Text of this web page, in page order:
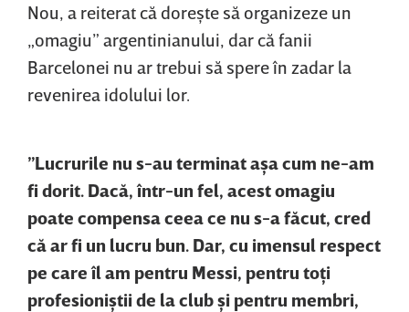
Nou, a reiterat că doreşte să organizeze un
„omagiu” argentinianului, dar că fanii
Barcelonei nu ar trebui să spere în zadar la
revenirea idolului lor.
”Lucrurile nu s-au terminat aşa cum ne-am
fi dorit. Dacă, într-un fel, acest omagiu
poate compensa ceea ce nu s-a făcut, cred
că ar fi un lucru bun. Dar, cu imensul respect
pe care îl am pentru Messi, pentru toţi
profesioniştii de la club şi pentru membri,